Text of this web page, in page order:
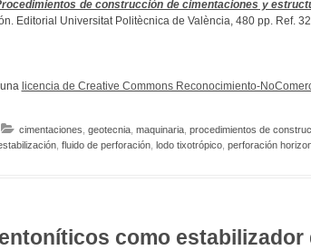
de construcción de cimentaciones y
Editorial Universitat Politècnica de València, 480 pp. Ref.
licencia de Creative Commons Reconocimiento-
cimentaciones geotecnia, maquinaria, procedimientos de
, fluido de perforación, lodo tixotrópico, perforación
como estabilizador